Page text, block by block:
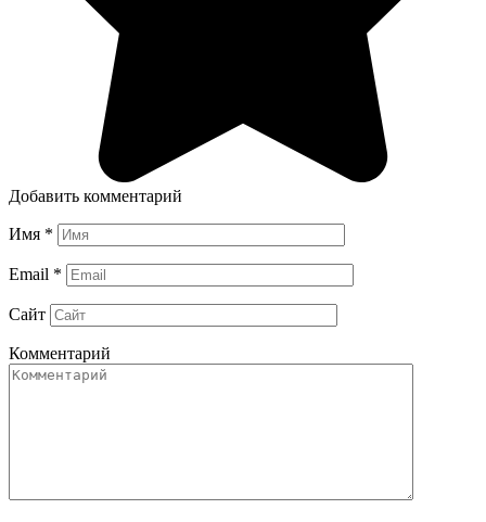
Добавить комментарий
Имя *
Email *
Сайт
Комментарий